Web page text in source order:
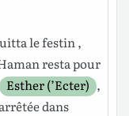
lefestin,
restapour
Esther (’Ecter) ,
dans